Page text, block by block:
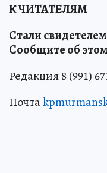
К ЧИТАТЕЛЯМ
Стали
Сообщите об
Редакция 8 (991)
Почта